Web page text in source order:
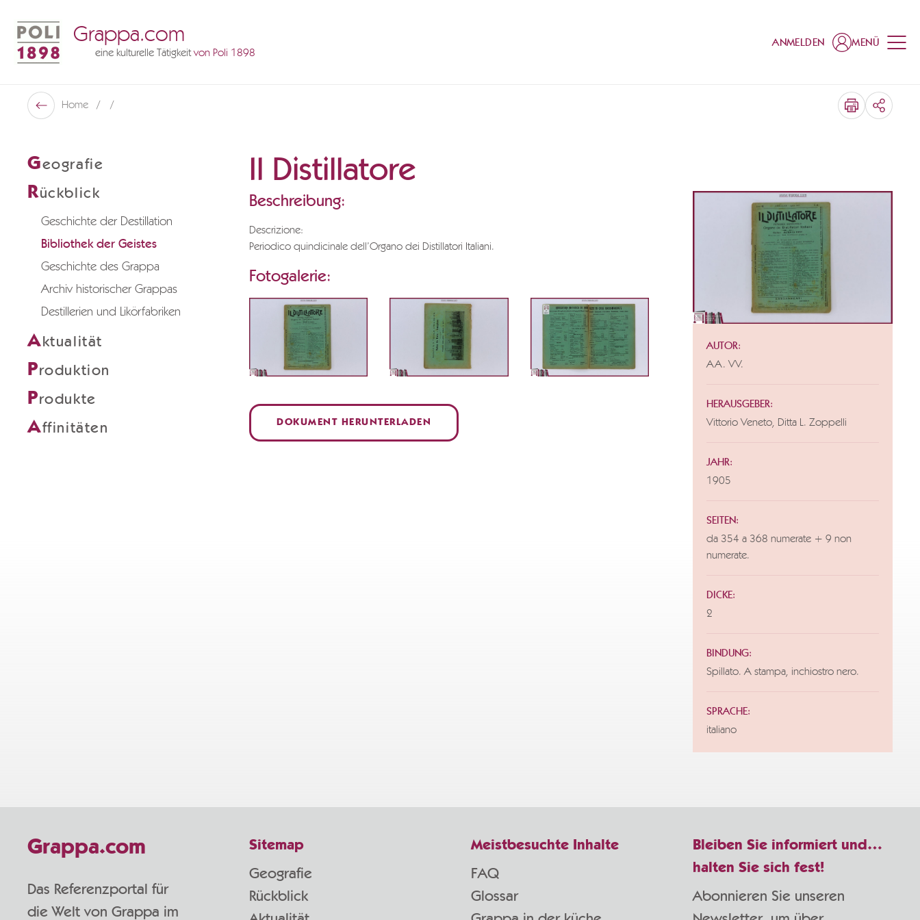
Grappa.com
eine kulturelle Tätigkeitvon Poli 1898
ANMELDEN MENÜ
Zurück
Home TEILEN
Geografie
Rückblick
Geschichte der Destillation
Bibliothek der Geistes
Geschichte des Grappa
Archiv historischer Grappas
Destillerien und Likörfabriken
A ktualität
Produktion
Produkte
Affinitäten
Il Distillatore
AUTOR:
AA. VV.
HERAUSGEBER:
Vittorio Veneto, Ditta L. Zoppelli
JAHR:
1905
SEITEN:
da 354 a 368 numerate + 9 non
numerate.
DICKE:
2
BINDUNG:
Spillato. A stampa, inchiostro nero.
SPRACHE:
italiano
Beschreibung:
Descrizione:
Periodico quindicinale dell’Organo dei Distillatori Italiani.
Fotogalerie:
DOKUMENT HERUNTERLADEN
Bleiben Sie informiert und…
halten Sie sich fest!
Abonnieren Sie unseren
Grappa.com
Das Referenzportal für
die Welt von Grappa im
Sitemap
Geografie
Rückblick
Meistbesuchte Inhalte
FAQ
Glossar